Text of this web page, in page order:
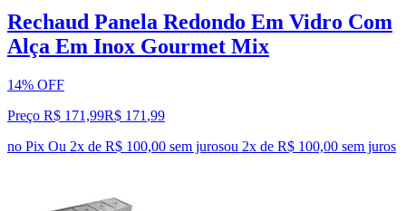
Rechaud Panela Redondo Em Vidro Com
Alça Em Inox Gourmet Mix
14% OFF
Preço R$ 171,99R$ 171 ,99
no Pix Ou 2x de R$ 100,00 sem jurosou 2x de R$ 100,00 sem juros